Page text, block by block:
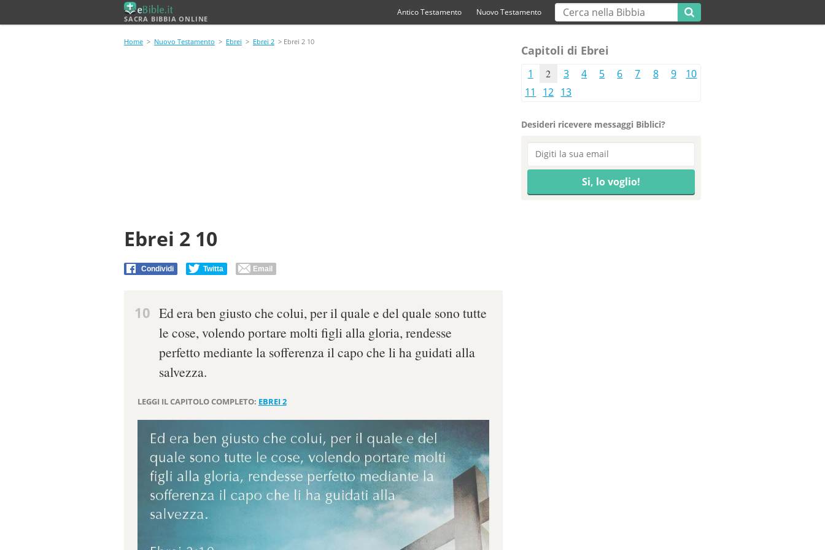
SACRA BIBBIA ONLINE
Antico Testamento Nuovo Testamento
Home > Nuovo Testamento > Ebrei > Ebrei 2 > Ebrei 2 10
Ebrei 2 10
Condividi Twitta Email
10 Ed era ben giusto che colui, per il quale e del quale sono tutte
le cose, volendo portare molti figli alla gloria, rendesse
perfetto mediante la sofferenza il capo che li ha guidati alla
salvezza.
LEGGI IL CAPITOLO COMPLETO: EBREI 2
Capitoli di Ebrei
1 2 3 4 5 6 7 8 9
10
11
12 13
Desideri ricevere messaggi Biblici?